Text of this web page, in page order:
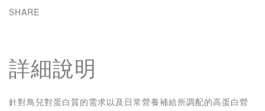
SHARE
詳細說明
針對鳥兒對蛋白質的需求以及日常營養補給所調配的高蛋白營